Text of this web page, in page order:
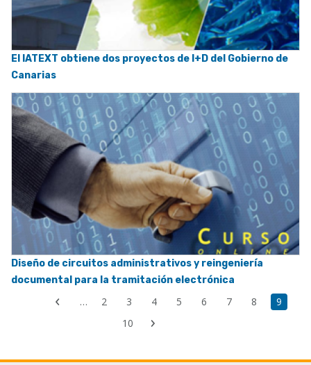
El IATEXT obtiene dos proyectos de I+D del Gobierno de
Canarias
Diseño de circuitos administrativos y reingeniería
documental para la tramitación electrónica
Previous
… Page
2 Page
3 Page
4 Page
5 Page
6 Page
7 Page
8
Page
9
Page
10